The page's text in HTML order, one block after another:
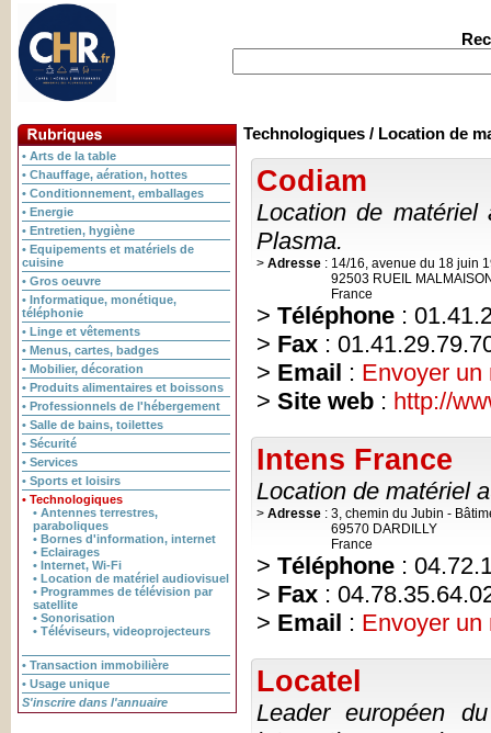
• Arts de la table
• Chauffage, aération, hottes
• Conditionnement, emballages
• Energie
• Entretien, hygiène
• Equipements et matériels de
cuisine
• Gros oeuvre
• Informatique, monétique,
téléphonie
• Linge et vêtements
• Menus, cartes, badges
• Mobilier, décoration
• Produits alimentaires et boissons
• Professionnels de l'hébergement
• Salle de bains, toilettes
• Sécurité
• Services
• Sports et loisirs
• Technologiques
• Antennes terrestres,
paraboliques
• Bornes d'information, internet
• Eclairages
• Internet, Wi-Fi
• Location de matériel audiovisuel
• Programmes de télévision par
satellite
• Sonorisation
• Téléviseurs, videoprojecteurs
• Transaction immobilière
• Usage unique
S'inscrire dans l'annuaire
Technologiques / Location de
Codiam
Location de
Plasma.
> Adresse : 14/16, avenue du 18 juin
92503 RUEIL
France
> Téléphone :
> Fax :
> Email : Envoyer
> Site web : http://
Intens France
Location de matériel
> Adresse : 3, chemin du Jubin -
69570 DARDILLY
France
> Téléphone :
> Fax :
> Email : Envoyer
Locatel
Leader européen